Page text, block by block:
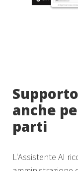
anche
parti
L'Assistente AI